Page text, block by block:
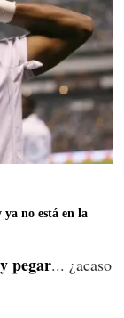
no está en la
pegar... ¿acaso